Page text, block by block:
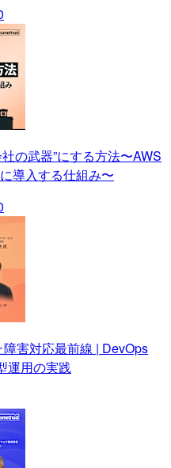
の武器”にする方法〜AWS
導入する仕組み〜
障害対応最前線 | DevOps
運用の実践